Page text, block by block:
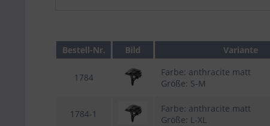
Bestell-Nr. Bild Variante
1784
Farbe: anthracite matt
Größe: S-M
1784-1
Farbe: anthracite matt
Größe: L-XL